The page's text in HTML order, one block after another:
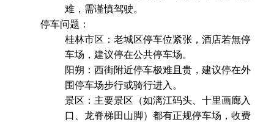
难，需谨慎驾驶。
停车问题 ：
桂林市区 ：老城区停车位紧张，酒店若無停
车场，建议停在公共停车场。
阳朔 ：西街附近停车极难且贵，建议停在外
围停车场步行或骑行进入。
景区 ：主要景区（如漓江码头、十里画廊入
口、龙脊梯田山脚）都有正规停车场，收费